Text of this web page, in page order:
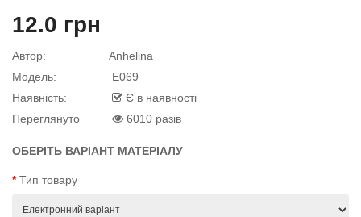
матеріал
матеріал
12.0 грн
Автор:
Anhelina
Модель:
E069
Наявність:
Є в наявності
Переглянуто
6010 разів
ОБЕРІТЬ ВАРІАНТ МАТЕРІАЛУ
Тип товару